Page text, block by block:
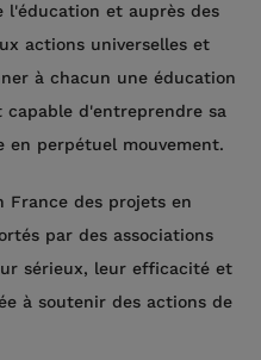
l'éducation et auprès des
actions universelles et
à chacun une éducation
d'entreprendre sa
en perpétuel mouvement.
France des projets en
par des associations
sérieux, leur efficacité et
à soutenir des actions de